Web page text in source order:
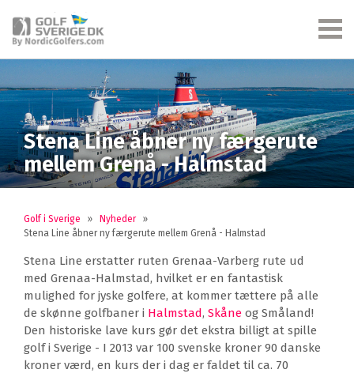
Stena Line åbner ny færgerute
mellem Grenå - Halmstad
Golf i Sverige » Nyheder
»
Stena Line åbner ny færgerute mellem Grenå - Halmstad
Stena Line erstatter ruten Grenaa-Varberg rute ud
med Grenaa-Halmstad, hvilket er en fantastisk
mulighed for jyske golfere, at kommer tættere på alle
de skønne golfbaner i Halmstad, Skåne og Småland!
Den historiske lave kurs gør det ekstra billigt at spille
golf i Sverige - I 2013 var 100 svenske kroner 90 danske
kroner værd, en kurs der i dag er faldet til ca. 70